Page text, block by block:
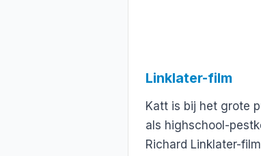
Linklater-film
Katt is bij het grote
als highschool-
Richard Linklater-